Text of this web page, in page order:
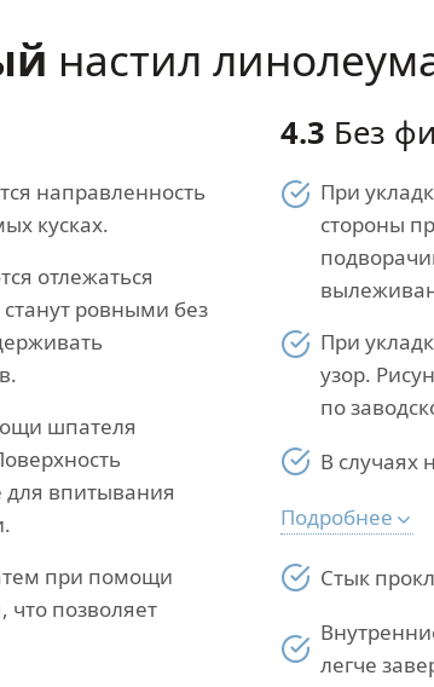
настил
направленность
кусках.
отлежаться
ровными без
шпателя
для впитывания
при помощи
что позволяет
4.3 Без
При
стороны
При
узор.
по
В случаях
Подробнее
Стык
легче